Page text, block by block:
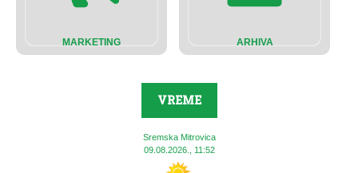
MARKETING ARHIVA
VREME
Sremska Mitrovica
09.08.2026., 11:52